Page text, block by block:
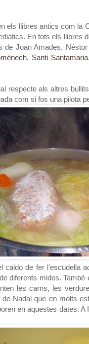
els llibres antics com la
En tots els llibres
Joan Amades,
, Santi Santamaria,
respecte als altres
com si fos una pilota
caldo de fer l’escudella
diferents mides.
les carns, les
Nadal que en molts
en aquestes dates.